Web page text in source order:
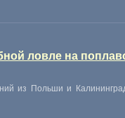
ловле на
из Польши и